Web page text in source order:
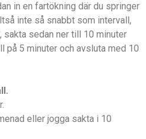
in en fartökning där du springer
inte så snabbt som intervall,
sakta sedan ner till 10 minuter
på 5 minuter och avsluta med 10
eller jogga sakta i 10